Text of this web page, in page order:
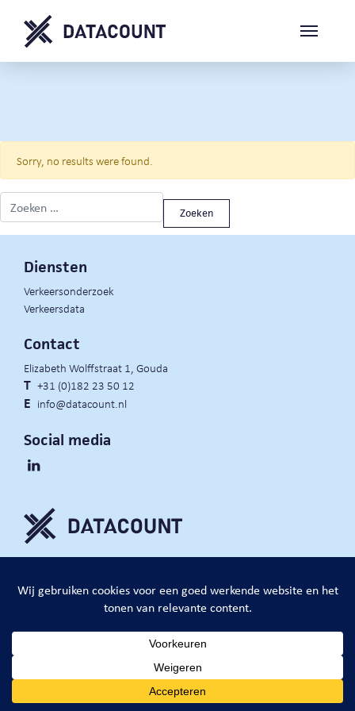
Sorry, no results were found.
Zoeken naar:
Diensten
Verkeersonderzoek
Verkeersdata
Contact
Elizabeth Wolffstraat 1, Gouda
T +31 (0)182 23 50 12
E info@datacount.nl
Social media
DataCount B.V.
privacy policy
algemene voorwaarden